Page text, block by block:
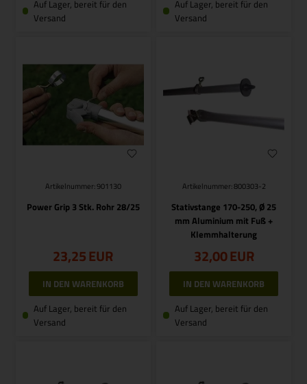
Auf Lager, bereit für den
Versand
Auf Lager, bereit für den
Versand
Artikelnummer: 901130
Power Grip 3 Stk. Rohr 28/25
23,25EUR
Auf Lager, bereit für den
Versand
Artikelnummer: 800303-2
Stativstange 170-250, Ø 25
mm Aluminium mit Fuß +
Klemmhalterung
32,00EUR
Auf Lager, bereit für den
Versand